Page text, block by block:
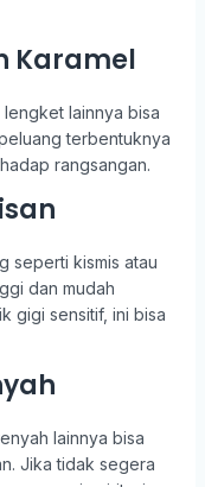
Karamel
lainnya bisa
terbentuknya
rangsangan.
seperti kismis atau
dan mudah
gigi sensitif, ini bisa
lainnya bisa
Jika tidak segera